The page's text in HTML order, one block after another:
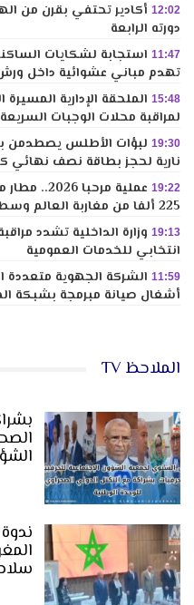
12:02
دورته الرابعة
11:47 استجابة لشكايات
تهدم مباني عشوائية داخل ورش
15:48 الملحقة الإدارية
لمراقبة محلات الوجبات السريعة
19:30 لبؤات الأطلس يصطدمن
نارية لحجز بطاقة نصف نهائي
19:22
عملية
225 ألفا من مغاربة العالم وسط تواصل التدفقات نحو المملكة
19:13 وزارة الداخلية تشدد
انتخابي للخدمات العمومية
11:59 الشركة الجهوية
أشغال صيانة مبرمجة بشبكة
الملاحظ TV